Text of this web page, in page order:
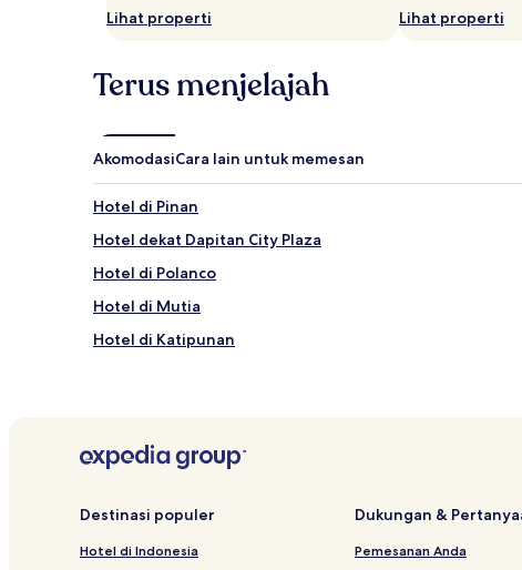
Ketentuan
berlaku.
Lihat properti Lihat properti
Terus menjelajah
AkomodasiCara lain untuk memesan
Hotel di Pinan
Hotel dekat Dapitan City Plaza
Hotel di Polanco
Hotel di Mutia
Hotel di Katipunan
Destinasi populer
Hotel di Indonesia
Dukungan &
Pemesanan Anda